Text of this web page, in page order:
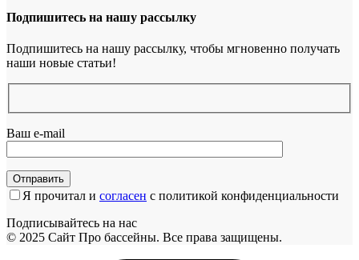
Подпишитесь на нашу рассылку
Подпишитесь на нашу рассылку, чтобы мгновенно получать
наши новые статьи!
Ваш e-mail
Я прочитал и согласен с политикой конфиденциальности
Подписывайтесь на нас
© 2025 Cайт Про бассейны. Все права защищены.